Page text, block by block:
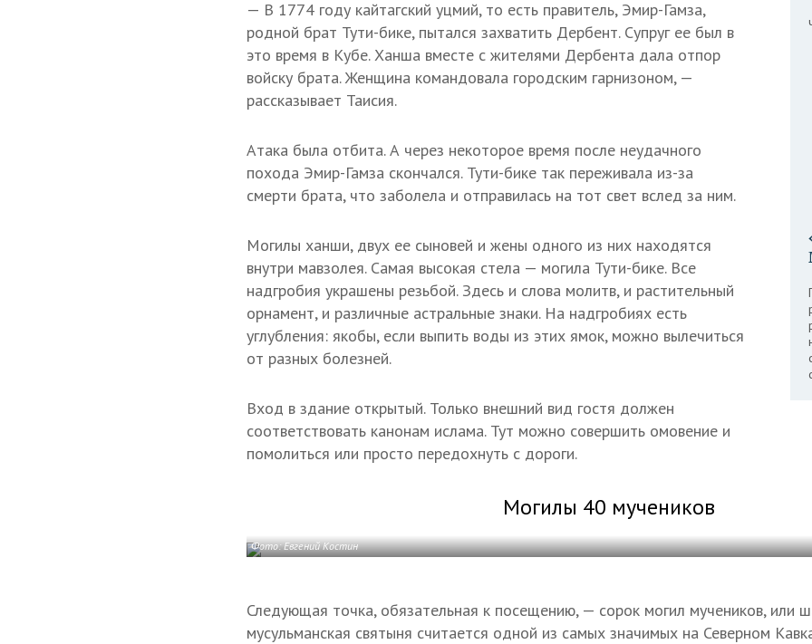
— В 1774 году кайтагский уцмий, то есть правитель, Эмир-Гамза,
родной брат Тути-бике, пытался захватить Дербент. Супруг ее был в
это время в Кубе. Ханша вместе с жителями Дербента дала отпор
войску брата. Женщина командовала городским гарнизоном, —
рассказывает Таисия.
Атака была отбита. А через некоторое время после неудачного
похода Эмир-Гамза скончался. Тути-бике так переживала из-за
смерти брата, что заболела и отправилась на тот свет вслед за ним.
Могилы ханши, двух ее сыновей и жены одного из них находятся
внутри мавзолея. Самая высокая стела — могила Тути-бике. Все
надгробия украшены резьбой. Здесь и слова молитв, и растительный
орнамент, и различные астральные знаки. На надгробиях есть
углубления: якобы, если выпить воды из этих ямок, можно вылечиться
от разных болезней.
Вход в здание открытый. Только внешний вид гостя должен
соответствовать канонам ислама. Тут можно совершить омовение и
помолиться или просто передохнуть с дороги.
Могилы 40 мучеников
Фото: Евгений Костин
Следующая точка, обязательная к посещению, — сорок могил мучеников, или
мусульманская святыня считается одной из самых значимых на Северном